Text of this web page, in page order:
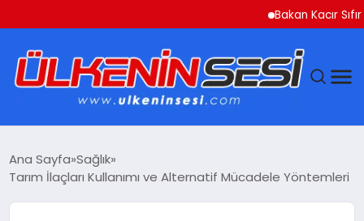
Bakan Kacır Sıfır
EKONOMI
Ana Sayfa Sağlık
Tarım İlaçları Kullanımı ve Alternatif Mücadele Yöntemleri